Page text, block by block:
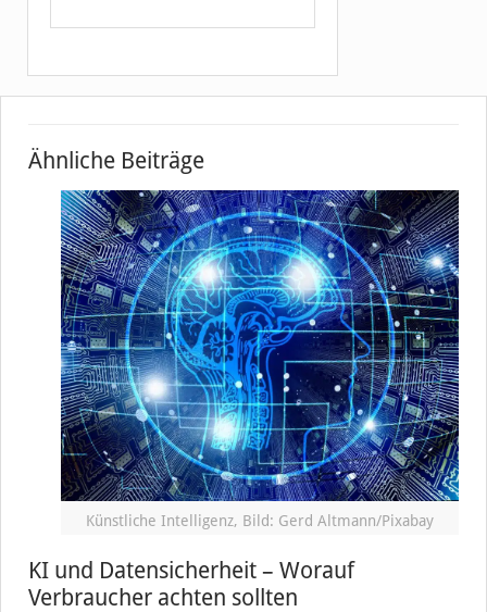
Ähnliche Beiträge
Künstliche Intelligenz, Bild: Gerd Altmann/Pixabay
KI und Datensicherheit – Worauf
Verbraucher achten sollten